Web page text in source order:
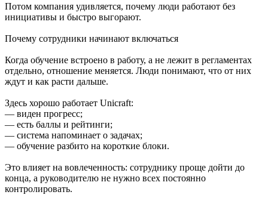
Потом компания удивляется, почему люди работают без
инициативы и быстро выгорают.
Почему сотрудники начинают включаться
Когда обучение встроено в работу, а не лежит в регламентах
отдельно, отношение меняется. Люди понимают, что от них
ждут и как расти дальше.
Здесь хорошо работает Unicraft:
— виден прогресс;
— есть баллы и рейтинги;
— система напоминает о задачах;
— обучение разбито на короткие блоки.
Это влияет на вовлеченность: сотруднику проще дойти до
конца, а руководителю не нужно всех постоянно
контролировать.